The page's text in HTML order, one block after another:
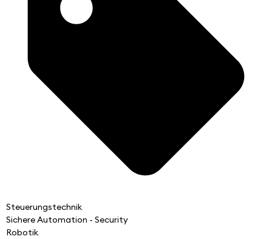
Steuerungstechnik
Sichere Automation - Security
Robotik